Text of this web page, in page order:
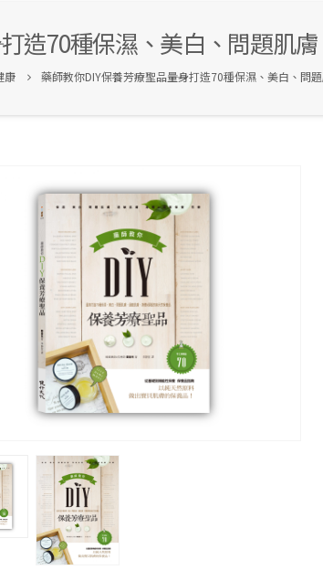
打造70種保濕、美白、問題
康 藥師教你DIY保養芳療聖品――量身打造70種保濕、美白、